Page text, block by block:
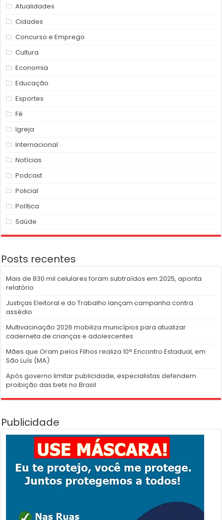
Atualidades
Cidades
Concurso e Emprego
Cultura
Economia
Educação
Esportes
Fé
Igreja
Internacional
Notícias
Podcast
Policial
Política
Saúde
Posts recentes
Mais de 830 mil celulares foram subtraídos em 2025, aponta
relatório
Justiças Eleitoral e do Trabalho lançam campanha contra
assédio
Multivacinação 2026 mobiliza municípios para atualizar
caderneta de crianças e adolescentes
Mães que Oram pelos Filhos realiza 10° Encontro Estadual, em
São Luís (MA)
Após governo limitar publicidade, especialistas defendem
proibição das bets no Brasil
Publicidade